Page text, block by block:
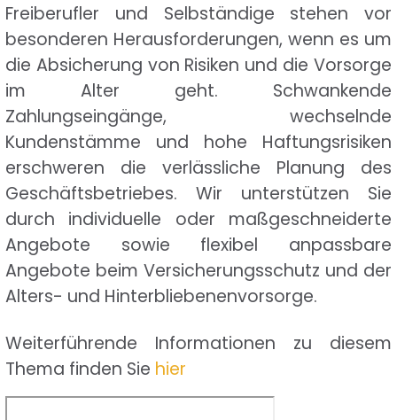
Freiberufler und Selbständige stehen vor
besonderen Herausforderungen, wenn es um
die Absicherung von Risiken und die Vorsorge
im Alter geht. Schwankende
Zahlungseingänge, wechselnde
Kundenstämme und hohe Haftungsrisiken
erschweren die verlässliche Planung des
Geschäftsbetriebes. Wir unterstützen Sie
durch individuelle oder maßgeschneiderte
Angebote sowie flexibel anpassbare
Angebote beim Versicherungsschutz und der
Alters- und Hinterbliebenenvorsorge.
Weiterführende Informationen zu diesem
Thema finden Sie hier